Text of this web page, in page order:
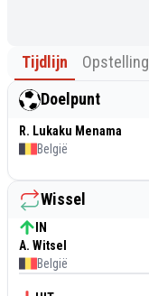
Tijdlijn Opstelling
Doelpunt
R. Lukaku Menama
België
Wissel
IN
A. Witsel
België